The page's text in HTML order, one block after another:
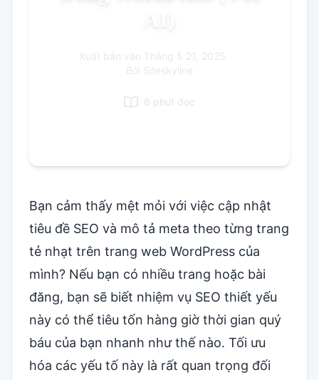
Danish
Polish
Xuất bản vào Tháng 5 21, 2025
Bởi Siteskyline
6 phút đọc
Bạn cảm thấy mệt mỏi với việc cập nhật
tiêu đề SEO và mô tả meta theo từng trang
tẻ nhạt trên trang web WordPress của
mình? Nếu bạn có nhiều trang hoặc bài
đăng, bạn sẽ biết nhiệm vụ SEO thiết yếu
này có thể tiêu tốn hàng giờ thời gian quý
báu của bạn nhanh như thế nào. Tối ưu
hóa các yếu tố này là rất quan trọng đối